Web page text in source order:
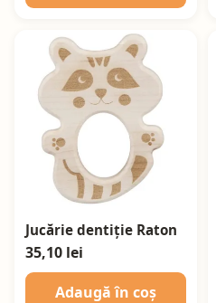
Jucărie dentiție Raton
35,10 lei
Adaugă în coș